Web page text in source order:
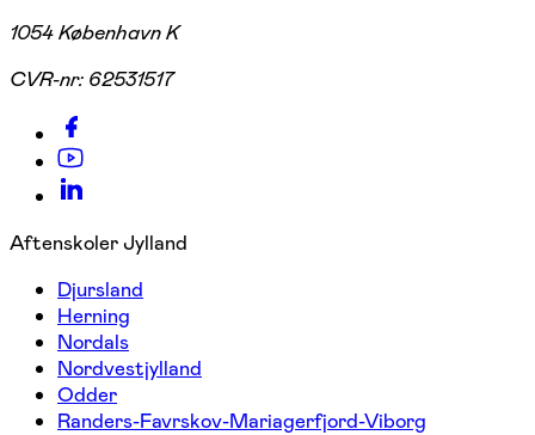
1054 København K
CVR-nr: 62531517
Aftenskoler Jylland
Djursland
Herning
Nordals
Nordvestjylland
Odder
Randers-Favrskov-Mariagerfjord-Viborg